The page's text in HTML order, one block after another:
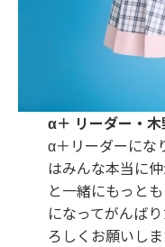
α＋ リーダー・
α＋リーダーにな
はみんな本当に
と一緒にもっと
になってがんば
ろしくお願いしま